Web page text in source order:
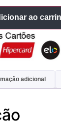
ao
adicional